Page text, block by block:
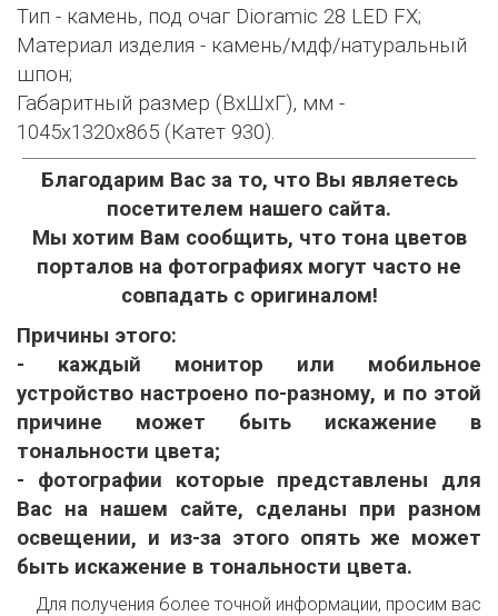
Тип - камень, под очаг Dioramic 28 LED FX;
Материал изделия - камень/мдф/натуральный
шпон;
Габаритный размер (ВхШхГ), мм -
1045х1320х865 (Катет 930).
Благодарим Вас за то, что Вы являетесь
посетителем нашего сайта.
Мы хотим Вам сообщить, что тона цветов
порталов на фотографиях могут часто не
совпадать с оригиналом!
Причины этого:
- каждый монитор или мобильное
устройство настроено по-разному, и по этой
причине может быть искажение в
тональности цвета;
- фотографии которые представлены для
Вас на нашем сайте, сделаны при разном
освещении, и из-за этого опять же может
быть искажение в тональности цвета.
Для получения более точной информации, просим вас